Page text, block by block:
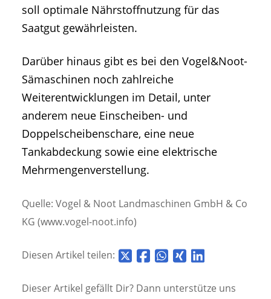
soll optimale Nährstoffnutzung für das
Saatgut gewährleisten.
Darüber hinaus gibt es bei den Vogel&Noot-
Sämaschinen noch zahlreiche
Weiterentwicklungen im Detail, unter
anderem neue Einscheiben- und
Doppelscheibenschare, eine neue
Tankabdeckung sowie eine elektrische
Mehrmengenverstellung.
Quelle: Vogel & Noot Landmaschinen GmbH & Co
KG (www.vogel-noot.info)
Diesen Artikel teilen:
Dieser Artikel gefällt Dir? Dann unterstütze uns